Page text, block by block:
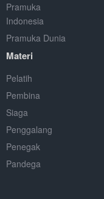
Pramuka
Indonesia
Pramuka Dunia
Materi
Pelatih
Pembina
Siaga
Penggalang
Penegak
Pandega